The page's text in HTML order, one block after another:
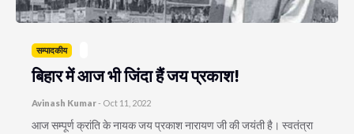
सम्पादकीय
बिहार में आज भी जिंदा हैं जय प्रकाश!
Avinash Kumar- Oct 11, 2022
आज सम्पूर्ण क्रांति के नायक जय प्रकाश नारायण जी की जयंती है। स्वतंत्रा